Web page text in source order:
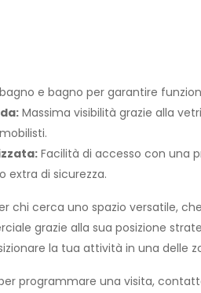
e bagno per garantire
Massima visibilità grazie alla
Facilità di accesso con una
extra di sicurezza.
chi cerca uno spazio versatile,
grazie alla sua posizione
la tua attività in una delle
programmare una visita,